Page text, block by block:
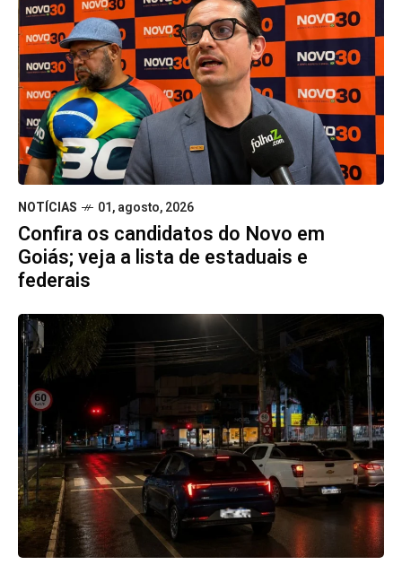
NOTÍCIAS 01, agosto, 2026
Confira os candidatos do Novo em
Goiás; veja a lista de estaduais e
federais